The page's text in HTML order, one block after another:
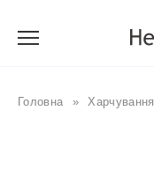
Головна » Харчування